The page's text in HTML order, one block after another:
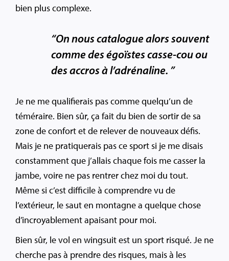
bien plus complexe.
“On nous catalogue alors souvent
comme des égoïstes casse-cou ou
des accros à l’adrénaline. ”
Je ne me qualifierais pas comme quelqu’un de
téméraire. Bien sûr, ça fait du bien de sortir de sa
zone de confort et de relever de nouveaux défis.
Mais je ne pratiquerais pas ce sport si je me disais
constamment que j’allais chaque fois me casser la
jambe, voire ne pas rentrer chez moi du tout.
Même si c’est difficile à comprendre vu de
l’extérieur, le saut en montagne a quelque chose
d’incroyablement apaisant pour moi.
Bien sûr, le vol en wingsuit est un sport risqué. Je ne
cherche pas à prendre des risques, mais à les